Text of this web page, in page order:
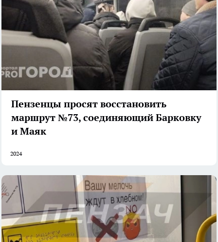
Пензенцы просят восстановить
маршрут №73, соединяющий Барковку
и Маяк
2024